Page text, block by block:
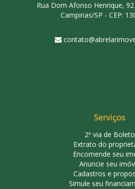
Rua Dom Afonso Henrique,
Campinas/SP - CEP:
Serviços
2ª via de Boleto
Extrato do
Encomende seu
Anuncie seu
Cadastros e
Simule seu